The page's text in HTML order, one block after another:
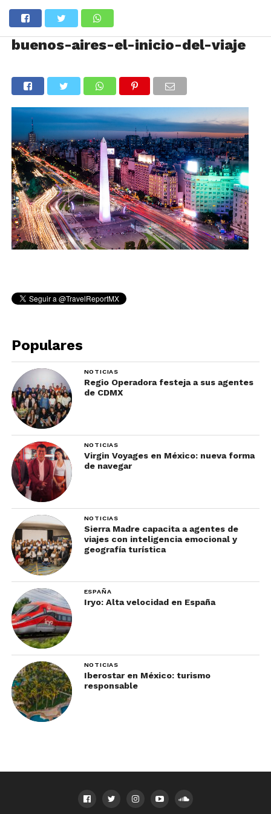
buenos-aires-el-inicio-del-viaje
Populares
NOTICIAS
Regio Operadora festeja a sus agentes
de CDMX
NOTICIAS
Virgin Voyages en México: nueva forma
de navegar
NOTICIAS
Sierra Madre capacita a agentes de
viajes con inteligencia emocional y
geografía turística
ESPAÑA
Iryo: Alta velocidad en España
NOTICIAS
Iberostar en México: turismo
responsable